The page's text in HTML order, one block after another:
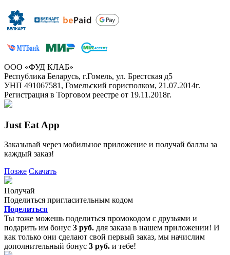
ООО «ФУД КЛАБ»
Республика Беларусь, г.Гомель, ул. Брестская д5
УНП 491067581, Гомельский горисполком, 21.07.2014г.
Регистрация в Торговом реестре от 19.11.2018г.
Just Eat App
Заказывай через мобильное приложение и получай баллы за
каждый заказ!
Позже Скачать
Получай
Поделиться пригласительным кодом
Поделиться
Ты тоже можешь поделиться промокодом с друзьями и
подарить им бонус 3 руб. для заказа в нашем приложении! И
как только они сделают свой первый заказ, мы начислим
дополнительный бонус 3 руб. и тебе!